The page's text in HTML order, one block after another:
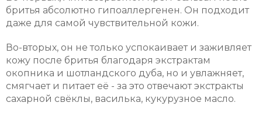
бритья абсолютно гипоаллергенен. Он подходит
даже для самой чувствительной кожи.
Во-вторых, он не только успокаивает и заживляет
кожу после бритья благодаря экстрактам
окопника и шотландского дуба, но и увлажняет,
смягчает и питает её - за это отвечают экстракты
сахарной свёклы, василька, кукурузное масло.